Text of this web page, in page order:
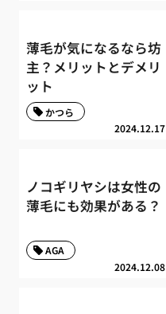
薄毛が気になるなら坊
主？メリットとデメリ
ット
2024.12.17
かつら
ノコギリヤシは女性の
薄毛にも効果がある？
2024.12.08
AGA